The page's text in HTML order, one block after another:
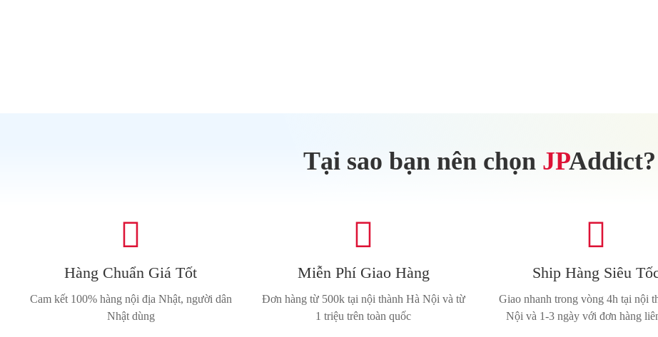
Tại sao bạn nên chọn JPAddict?

Hàng Chuẩn Giá Tốt
Cam kết 100% hàng nội địa Nhật, người dân
Nhật dùng

Miễn Phí Giao Hàng
Đơn hàng từ 500k tại nội thành Hà Nội và từ
1 triệu trên toàn quốc

Ship Hàng Siêu
Giao nhanh trong vòng 4h tại nội
Nội và 1-3 ngày với đơn hàng